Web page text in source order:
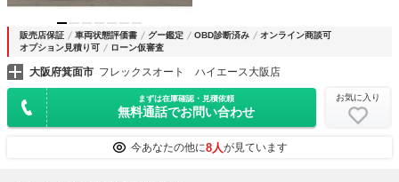
販売店保証 車両状態評価書 グー鑑定 OBD診断済み
オンライン商談可
オプション見積り可
ローン仮審査
大阪府箕面市 フレックスオート ハイエース大阪店
まずは在庫確認・見積依頼
無料通話でお問い合わせ
お気に入り
今あなたの他に8人が見ています